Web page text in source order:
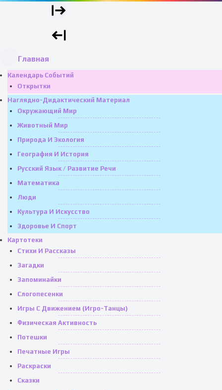
Главная
Календарь Событий
Открытки
Наглядно-Дидактический Материал
Окружающий Мир
Животный Мир
Природа И Экология
География И История
Русский Язык / Развитие Речи
Математика
Люди
Культура И Искусство
Здоровье И Спорт
Картотеки
Стихи И Рассказы
Загадки
Запоминайки
Слогопесенки
Игры С Движением (игро-Танцы)
Физическая Активность
Потешки
Печатные Игры
Раскраски
Сказки